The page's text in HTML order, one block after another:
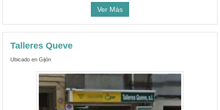
Ver Más
Talleres Queve
Ubicado en Gijón